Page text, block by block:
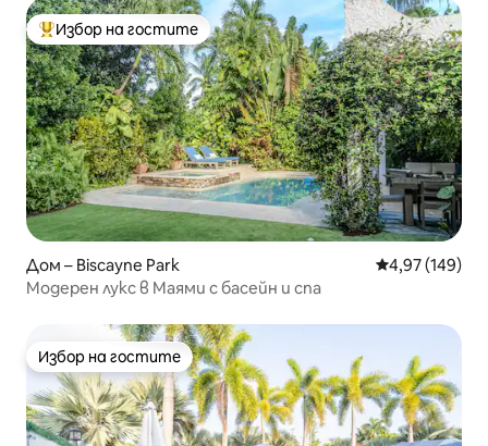
Най-популярен избор на гостите
Избор на гостите
Дом – Biscayne Park Средна
4,97 (149)
Модерен лукс в Маями с басейн и спа
Избор на гостите
Избор на гостите